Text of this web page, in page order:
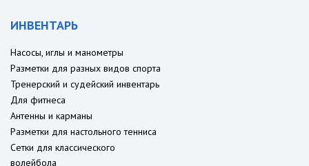
ИНВЕНТАРЬ
Насосы, иглы и манометры
Разметки для разных видов спорта
Тренерский и судейский инвентарь
Для фитнеса
Антенны и карманы
Разметки для настольного тенниса
Сетки для классического
волейбола